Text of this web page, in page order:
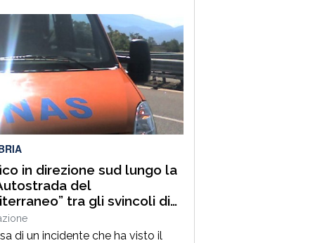
in direzione sud lungo la
del
tra gli svincoli di
Grimaldi e San Mango
di un incidente che ha visto il